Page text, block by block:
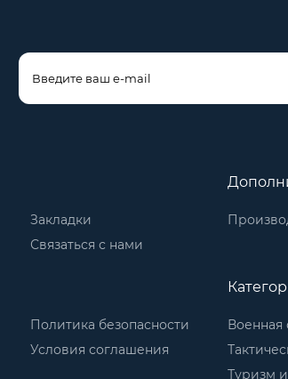
Закладки
Связаться с нами
Политика безопасности
Условия соглашения
Военная
Туризм